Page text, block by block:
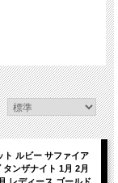
ト ルビー サファイア
ンザナイト 1月 2月